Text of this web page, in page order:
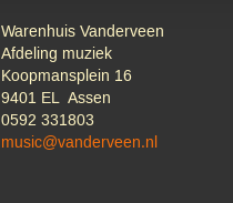
Warenhuis Vanderveen
Afdeling muziek
Koopmansplein 16
9401 EL Assen
0592 331803
music@vanderveen.nl